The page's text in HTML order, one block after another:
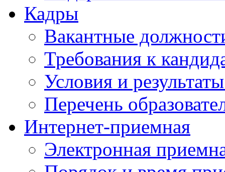
Кадры
Вакантные
Требования к
Условия и
Перечень
Интернет-приемная
Электронная